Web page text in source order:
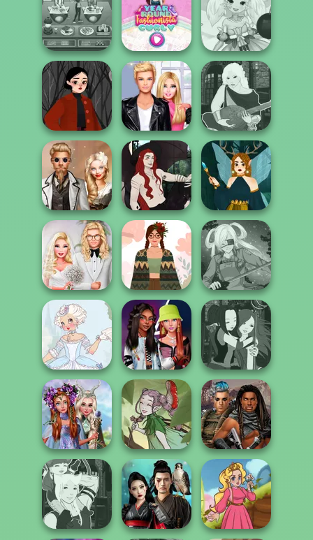
Waterbender:
Katara
Trekkie Meiker
F/F
Elsa And
Rapunzel
Princess Riv...
Cooking Cafe
Food Chef
Year Round
Fashionista Curly
Anime Fairy
Creator
Sabrina's Witchy
Wardrobe
Roomies Blind
Date
Manga Creator -
Fantasy World...
Steampunk
Wedding
Casual Magic
Maker 2.0
Dark Fae
Babs' Spring
Wedding
Fairycore
Aesthetic
SNK Cosplayer
Marie Antoinette
2.0
Fashionistas'
Faceoff
Manga Creator -
Fantasy World...
Princesses
Fantasy
Makeover
A Fairy Tale
Cyberpunk
Guardians